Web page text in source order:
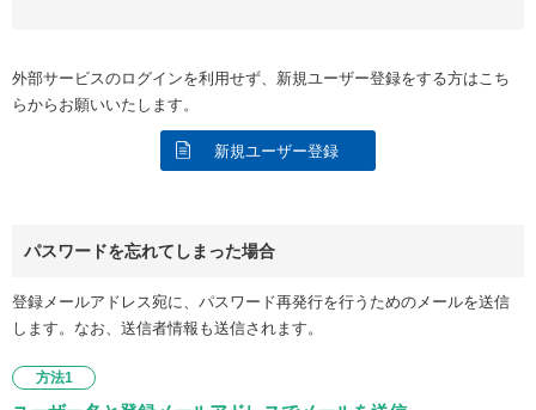
外部サービスのログインを利用せず、新規ユーザー登録をする方はこち
らからお願いいたします。
新規ユーザー登録
パスワードを忘れてしまった場合
登録メールアドレス宛に、パスワード再発行を行うためのメールを送信
します。なお、送信者情報も送信されます。
方法1